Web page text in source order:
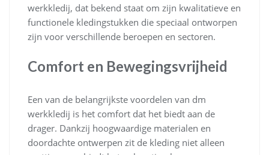
werkkledij, dat bekend staat om zijn kwalitatieve en
functionele kledingstukken die speciaal ontworpen
zijn voor verschillende beroepen en sectoren.
Comfort en Bewegingsvrijheid
Een van de belangrijkste voordelen van dm
werkkledij is het comfort dat het biedt aan de
drager. Dankzij hoogwaardige materialen en
doordachte ontwerpen zit de kleding niet alleen